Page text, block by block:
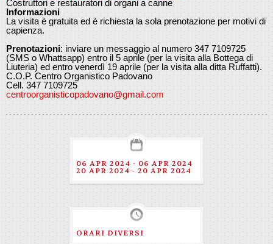
Costruttori e restauratori di organi a canne
Informazioni
La visita è gratuita ed è richiesta la sola prenotazione per motivi di
capienza.
Prenotazioni: inviare un messaggio al numero 347 7109725
(SMS o Whattsapp) entro il 5 aprile (per la visita alla Bottega di
Liuteria) ed entro venerdì 19 aprile (per la visita alla ditta Ruffatti).
C.O.P. Centro Organistico Padovano
Cell. 347 7109725
centroorganisticopadovano@gmail.com
06 APR 2024 - 06 APR 2024
20 APR 2024 - 20 APR 2024
ORARI DIVERSI